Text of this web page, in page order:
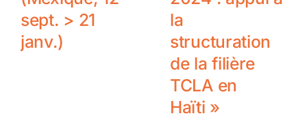
sept. > 21
janv.)
la
structuration
de la filière
TCLA en
Haïti »